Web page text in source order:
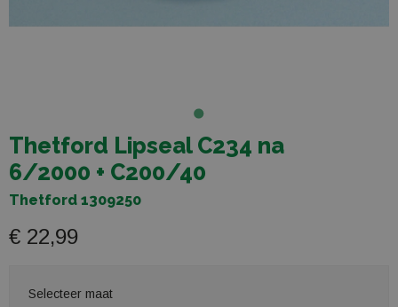
Thetford Lipseal C234 na
6/2000 + C200/40
Thetford 1309250
€ 22,99
Selecteer maat